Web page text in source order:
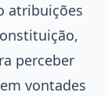
atribuições
perceber
vontades